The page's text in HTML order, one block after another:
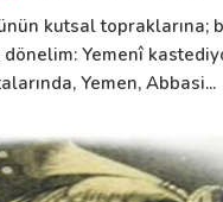
kutsal topraklarına;
dönelim: Yemenî
Yemen, Abbasi...